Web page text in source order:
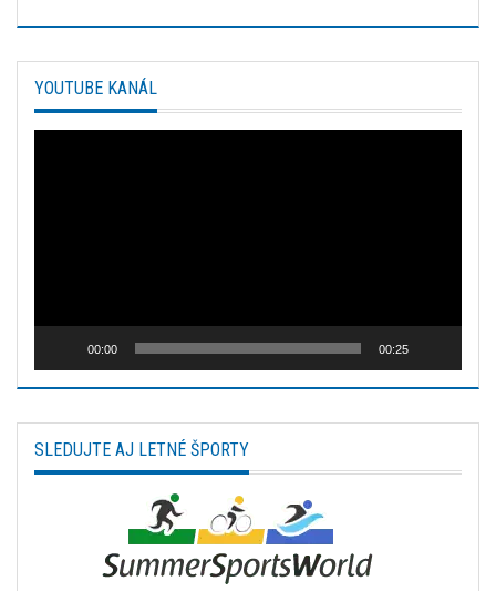
YOUTUBE KANÁL
00:00 00:25
SLEDUJTE AJ LETNÉ ŠPORTY